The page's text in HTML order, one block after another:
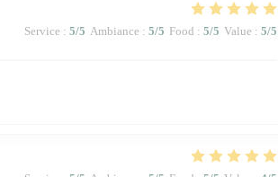
Service : 5/5 Ambiance : 5/5 Food : 5/5 Value : 5/5